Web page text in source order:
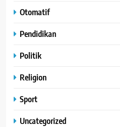
Otomatif
Pendidikan
Politik
Religion
Sport
Uncategorized